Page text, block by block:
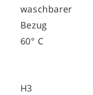
waschbarer
Bezug
60° C
H3